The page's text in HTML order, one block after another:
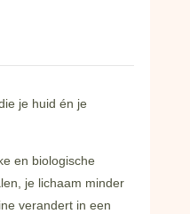
je huid én je
en biologische
je lichaam minder
verandert in een